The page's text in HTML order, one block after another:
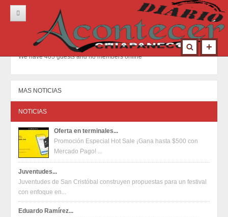
Portada
Locales
Municipios
Nacional
Deportes
Contacto
We have 405 guests and no members online
MAS NOTICIAS
NOTICIAS
Oferta en terminales...
Promoción Especial Hot Sale ¡Gana hasta $500 con
Mercado Pago! ...
Juventudes...
Juventudes de San Cristóbal construyen propuestas para un festival
con enfoque en...
Eduardo Ramírez...